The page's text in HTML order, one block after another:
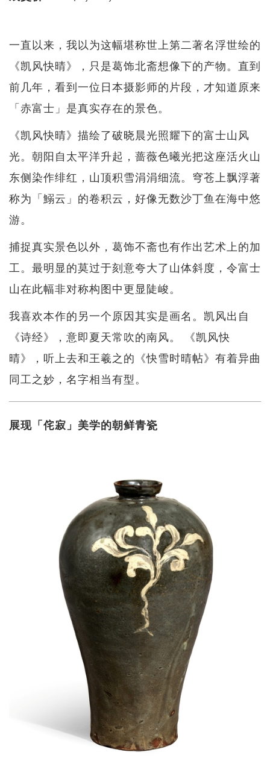
一直以来，我以为这幅堪称世上第二著名浮世绘的
《凯风快晴》，只是葛饰北斋想像下的产物。直到
前几年，看到一位日本摄影师的片段，才知道原来
「赤富士」是真实存在的景色。
《凯风快晴》描绘了破晓晨光照耀下的富士山风
光。朝阳自太平洋升起，蔷薇色曦光把这座活火山
东侧染作绯红，山顶积雪涓涓细流。穹苍上飘浮著
称为「鰯云」的卷积云，好像无数沙丁鱼在海中悠
游。
捕捉真实景色以外，葛饰不斋也有作出艺术上的加
工。最明显的莫过于刻意夸大了山体斜度，令富士
山在此幅非对称构图中更显陡峻。
我喜欢本作的另一个原因其实是画名。凯风出自
《诗经》，意即夏天常吹的南风。 《凯风快
晴》，听上去和王羲之的《快雪时晴帖》有着异曲
同工之妙，名字相当有型。
展现「侘寂」美学的朝鲜青瓷